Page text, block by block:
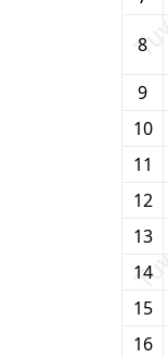
8
9
10
11
12
13
14
15
16